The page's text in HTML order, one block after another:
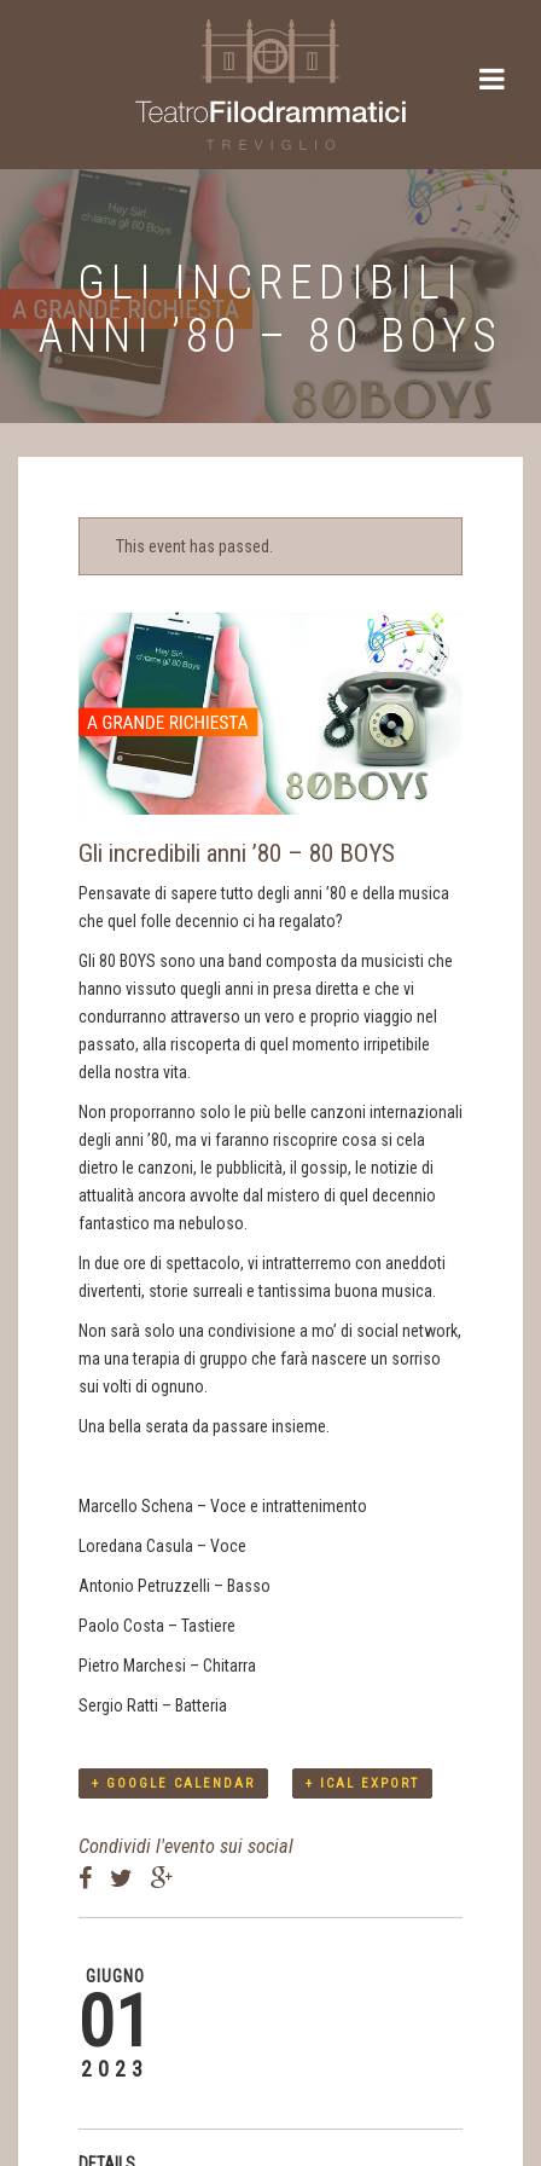
GLI INCREDIBILI
ANNI ’80 – 80 BOYS
This event has passed.
Gli incredibili anni ’80 – 80 BOYS
Pensavate di sapere tutto degli anni ’80 e della musica
che quel folle decennio ci ha regalato?
Gli 80 BOYS sono una band composta da musicisti che
hanno vissuto quegli anni in presa diretta e che vi
condurranno attraverso un vero e proprio viaggio nel
passato, alla riscoperta di quel momento irripetibile
della nostra vita.
Non proporranno solo le più belle canzoni internazionali
degli anni ’80, ma vi faranno riscoprire cosa si cela
dietro le canzoni, le pubblicità, il gossip, le notizie di
attualità ancora avvolte dal mistero di quel decennio
fantastico ma nebuloso.
In due ore di spettacolo, vi intratterremo con aneddoti
divertenti, storie surreali e tantissima buona musica.
Non sarà solo una condivisione a mo’ di social network,
ma una terapia di gruppo che farà nascere un sorriso
sui volti di ognuno.
Una bella serata da passare insieme.
Marcello Schena – Voce e intrattenimento
Loredana Casula – Voce
Antonio Petruzzelli – Basso
Paolo Costa – Tastiere
Pietro Marchesi – Chitarra
Sergio Ratti – Batteria
+ GOOGLE CALENDAR + ICAL EXPORT
Condividi l'evento sui social
GIUGNO
01
2023